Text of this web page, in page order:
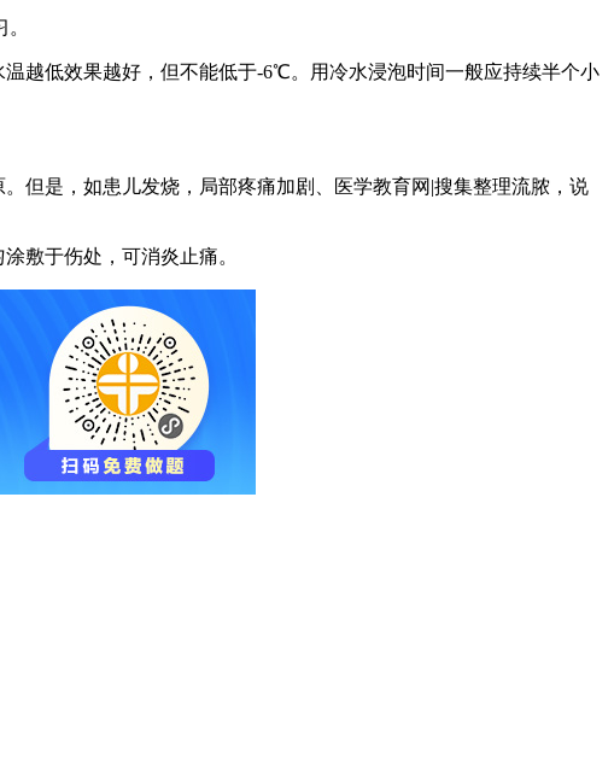
越低效果越好，但不能低于-6℃。用冷水浸泡时间一般应持续半个小
但是，如患儿发烧，局部疼痛加剧、医学教育网|搜集整理流脓，说
敷于伤处，可消炎止痛。